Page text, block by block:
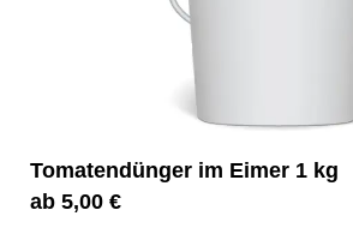
Tomatendünger im Eimer 1 kg
ab 5,00 €